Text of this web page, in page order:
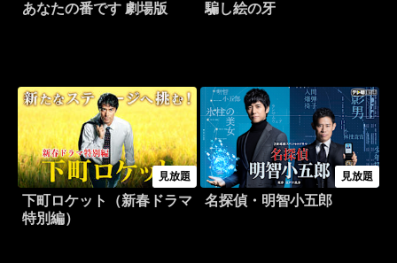
あなたの番です 劇場版 騙し絵の牙
見放題
下町ロケット（新春ドラマ
特別編）
見放題
名探偵・明智小五郎